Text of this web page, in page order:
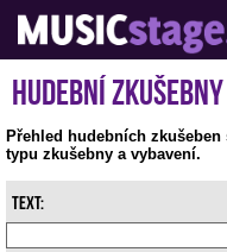
S muzikanty pro muzikanty
Hudební zkušebny
Přehled hudebních
typu zkušebny a vybavení.
Text: